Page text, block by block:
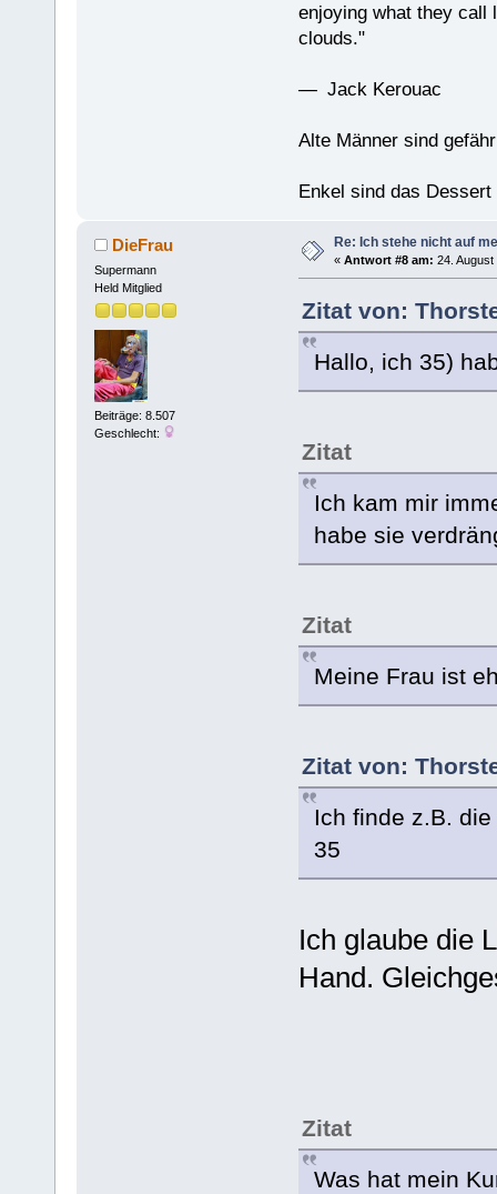
enjoying what they call
clouds."
— Jack Kerouac
Alte Männer sind
Enkel sind das
DieFrau
Supermann
Held Mitglied
Beiträge: 8.507
Geschlecht:
Re: Ich stehe nicht auf
« Antwort #8 am: 24.
Zitat von:
Hallo, ich 35)
Zitat
Ich kam mir
habe sie
Zitat
Meine Frau ist
Zitat von:
Ich finde z.B.
35
Ich glaube die
Hand.
Zitat
Was hat mein